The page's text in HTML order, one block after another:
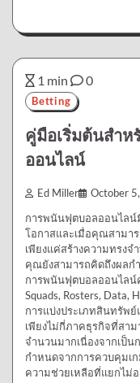
1 min 0
Betting
คู่มือเริ่มต้นสำห
ออนไลน์
Ed Miller October
การพนันฟุตบอลออนไลน์
โอกาสและเมื่อคุณสามา
เพียงแค่สร้างความทรง
คุณยังสามารถคิดถึงผลก
การพนันฟุตบอลออนไล
Squads, Rosters, Data,
การแบ่งประเภทสินทรัพ
เพียงไม่กี่ภาคธุรกิจที่สา
จำนวนมากเนื่องจากเป็
กำหนดจากการควบคุมเ
ความช่วยเหลือที่แยกไม่